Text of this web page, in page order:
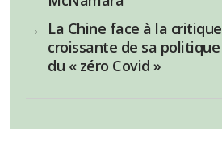
→ La Chine face à la critique
croissante de sa politique
du « zéro Covid »